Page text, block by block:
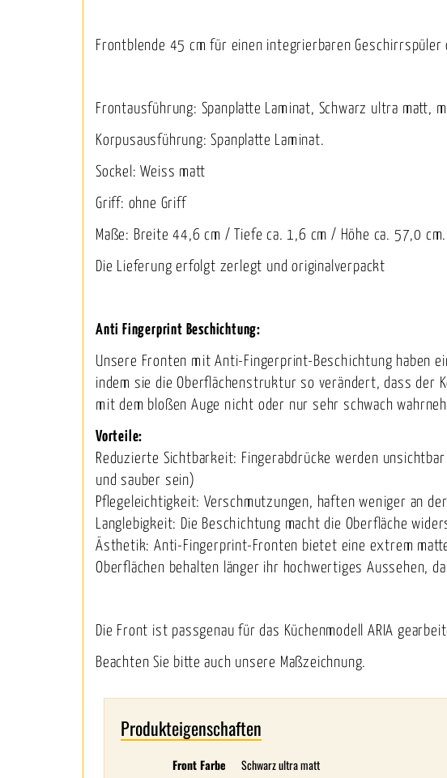
Frontblende 45 cm für einen integrierbaren Geschirrspüler
Frontausführung: Spanplatte Laminat, Schwarz ultra matt,
Korpusausführung: Spanplatte Laminat.
Sockel: Weiss matt
Griff: ohne Griff
Maße: Breite 44,6 cm / Tiefe ca. 1,6 cm / Höhe ca. 57,0 cm.
Die Lieferung erfolgt zerlegt und originalverpackt
Anti Fingerprint Beschichtung:
Unsere Fronten mit Anti-Fingerprint-Beschichtung haben
indem sie die Oberflächenstruktur so verändert, dass der
mit dem bloßen Auge nicht oder nur sehr schwach
Vorteile:
Reduzierte Sichtbarkeit: Fingerabdrücke werden
und sauber sein)
Pflegeleichtigkeit: Verschmutzungen, haften weniger an
Langlebigkeit: Die Beschichtung macht die Oberfläche
Ästhetik: Anti-Fingerprint-Fronten bietet eine extrem
Oberflächen behalten länger ihr hochwertiges Aussehen,
Die Front ist passgenau für das Küchenmodell ARIA
Beachten Sie bitte auch unsere Maßzeichnung.
Produkteigenschaften
Front Farbe
Schwarz ultra matt